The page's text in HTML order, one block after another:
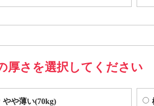
厚さを選択してください
やや薄い(70kg)